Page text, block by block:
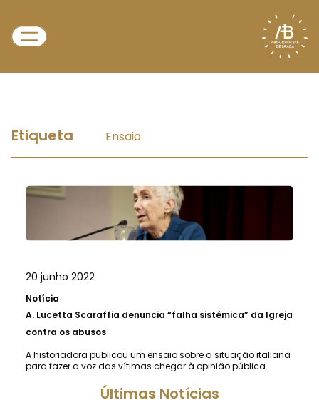
Etiqueta Ensaio
20 junho 2022
Notícia
A. Lucetta Scaraffia denuncia “falha sistémica” da Igreja
contra os abusos
A historiadora publicou um ensaio sobre a situação italiana
para fazer a voz das vítimas chegar à opinião pública.
Últimas Notícias